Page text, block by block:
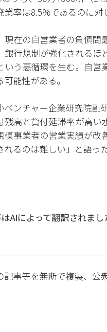
業率は8.5%であるのに対
現在の自営業者の負債問
銀行規制が強化されるほ
いう悪循環を生む。自
能性がある。
ベンチャー企業研究院副
残高と貸付延滞率が高
模事業者の営業実績が改
れるのは難しい」と語った
AIによって翻訳されまし
記事等を無断で複製、公